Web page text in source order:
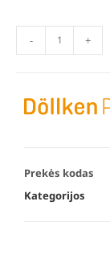
- +
Prekės kodas
Kategorijos